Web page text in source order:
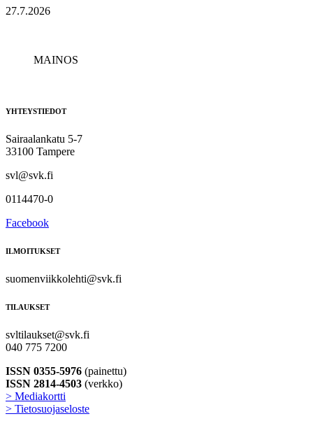
27.7.2026
MAINOS
YHTEYSTIEDOT
Sairaalankatu 5-7
33100 Tampere
svl@svk.fi
0114470-0
Facebook
ILMOITUKSET
suomenviikkolehti@svk.fi
TILAUKSET
svltilaukset@svk.fi
040 775 7200
ISSN 0355-5976 (painettu)
ISSN 2814-4503 (verkko)
> Mediakortti
> Tietosuojaseloste